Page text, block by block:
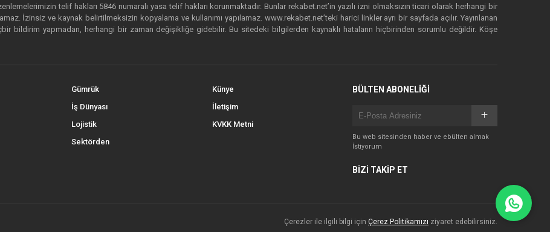
telif hakları 5846 numaralı yasa telif hakları korunmaktadır. Bunlar rekabet.net’in yazılı izni olmaksızın ticari olarak herhangi bir
İzinsiz ve kaynak belirtilmeksizin kopyalama ve kullanımı yapılamaz. www.rekabet.net’teki harici linkler ayrı bir sayfada açılır. Yayınlanan
bildirim yapmadan, herhangi bir zaman değişikliğe gidebilir. Bu sitedeki bilgilerden kaynaklı hataların hiçbirinden sorumlu değildir. Köşe
Gümrük
İş Dünyası
Lojistik
Sektörden
Künye
İletişim
KVKK Metni
BÜLTEN ABONELİĞİ
Bu web sitesinden haber ve ebülten almak
İstiyorum
BİZİ TAKİP ET
Çerezler ile ilgili bilgi için Çerez Politikamızı ziyaret edebilirsiniz.